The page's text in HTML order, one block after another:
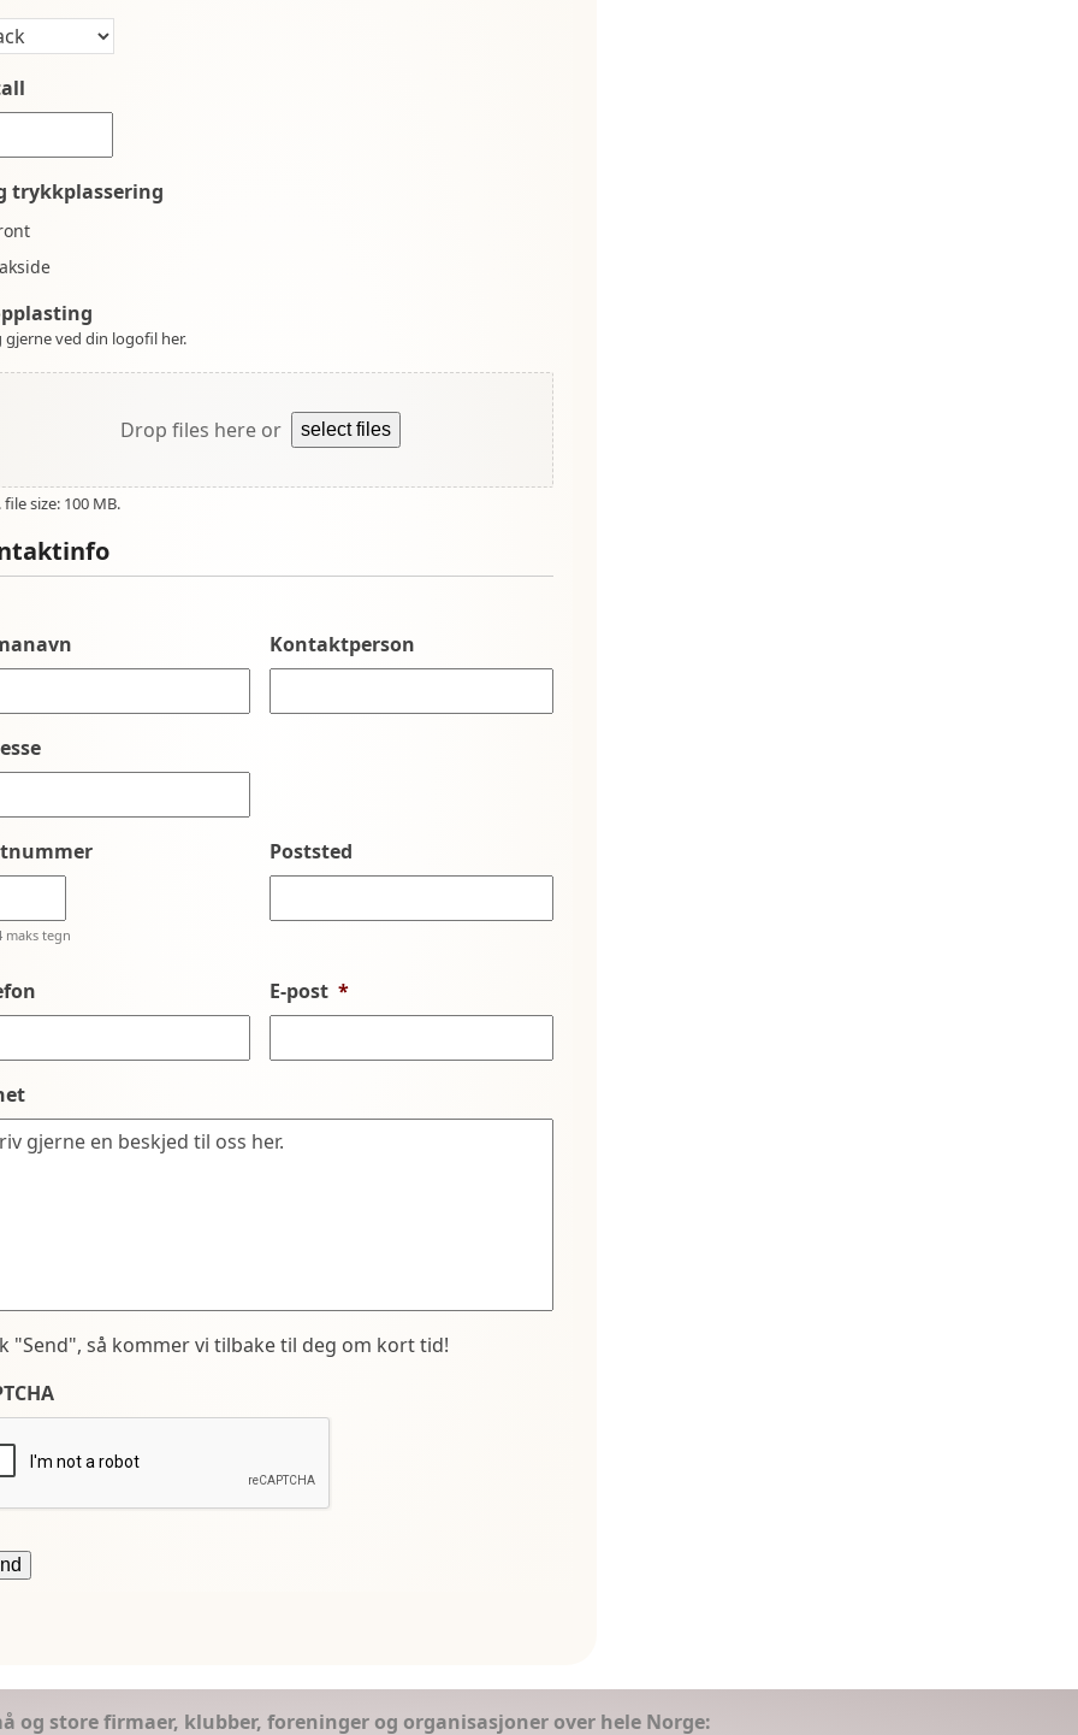
trykkplassering
gjerne ved din logofil her.
Drop files here or select files
size: 100 MB.
Kontaktperson
maks tegn
Poststed
E-post *
"Send", så kommer vi tilbake til deg om kort tid!
og store firmaer, klubber, foreninger og organisasjoner over hele Norge: